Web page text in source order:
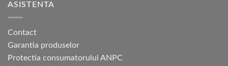
ASISTENTA
Contact
Garantia produselor
Protectia consumatorului ANPC